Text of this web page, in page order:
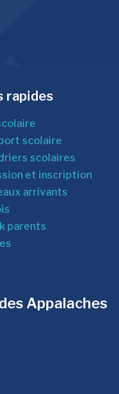
rapides
scolaire
scolaires
et inscription
arrivants
parents
Appalaches